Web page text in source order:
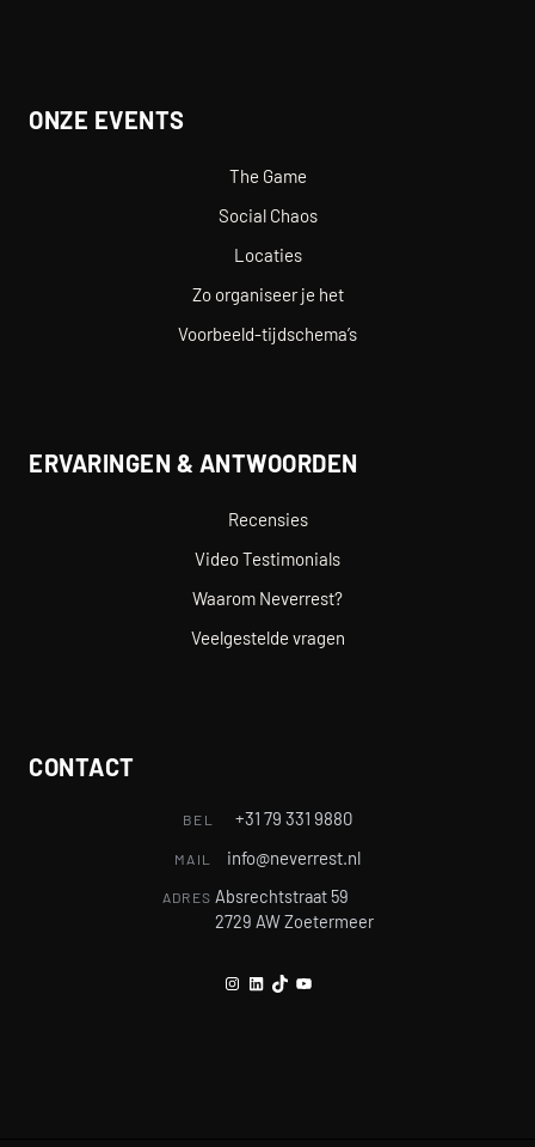
ONZE EVENTS
The Game
Social Chaos
Locaties
Zo organiseer je het
Voorbeeld-tijdschema’s
ERVARINGEN & ANTWOORDEN
Recensies
Video Testimonials
Waarom Neverrest?
Veelgestelde vragen
CONTACT
BEL +31 79 331 9880
MAIL info@neverrest.nl
ADRES Absrechtstraat 59
2729 AW Zoetermeer
Instagram
LinkedIn
TikTokYouTube